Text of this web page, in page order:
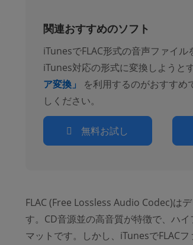
関連おすすめのソフト
iTunesでFLAC形式の音声ファイ
iTunes対応の形式に変換しようとす
ア変換」
を利用するのがおすすめ
しください。
無料お試し
FLAC (Free Lossless Audio Codec)は
す。CD音源並の高音質が特徴で、ハ
マットです。しかし、iTunesでFLAC